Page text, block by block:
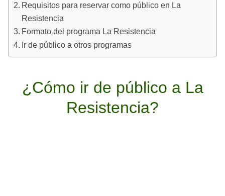
Requisitos para reservar como público en La
Resistencia
Formato del programa La Resistencia
Ir de público a otros programas
¿Cómo ir de público a La
Resistencia?